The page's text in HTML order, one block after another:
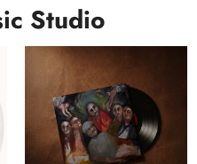
Studio